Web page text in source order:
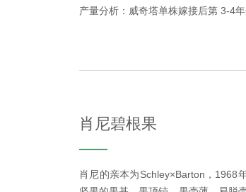
产量分析：威奇塔单株嫁接后第 3-4
肖尼碧根果
肖尼的亲本为Schley×Barton，1968